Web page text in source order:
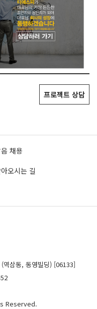
프로젝트 상담
채용
오시는 길
역삼동, 동영빌딩) [06133]
Reserved.